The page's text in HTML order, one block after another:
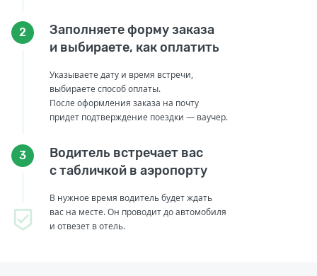
2
Заполняете форму заказа
и выбираете, как оплатить
Указываете дату и время встречи,
выбираете способ оплаты.
После оформления заказа на почту
придет подтверждение поездки — ваучер.
3
Водитель встречает вас
с табличкой в аэропорту
В нужное время водитель будет ждать
вас на месте. Он проводит до автомобиля
и отвезет в отель.